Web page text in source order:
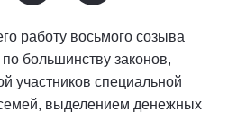
работу восьмого созыва
большинству законов,
участников специальной
выделением денежных